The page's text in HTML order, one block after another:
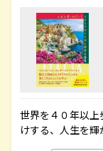
世界を４０年以
けする、人生を